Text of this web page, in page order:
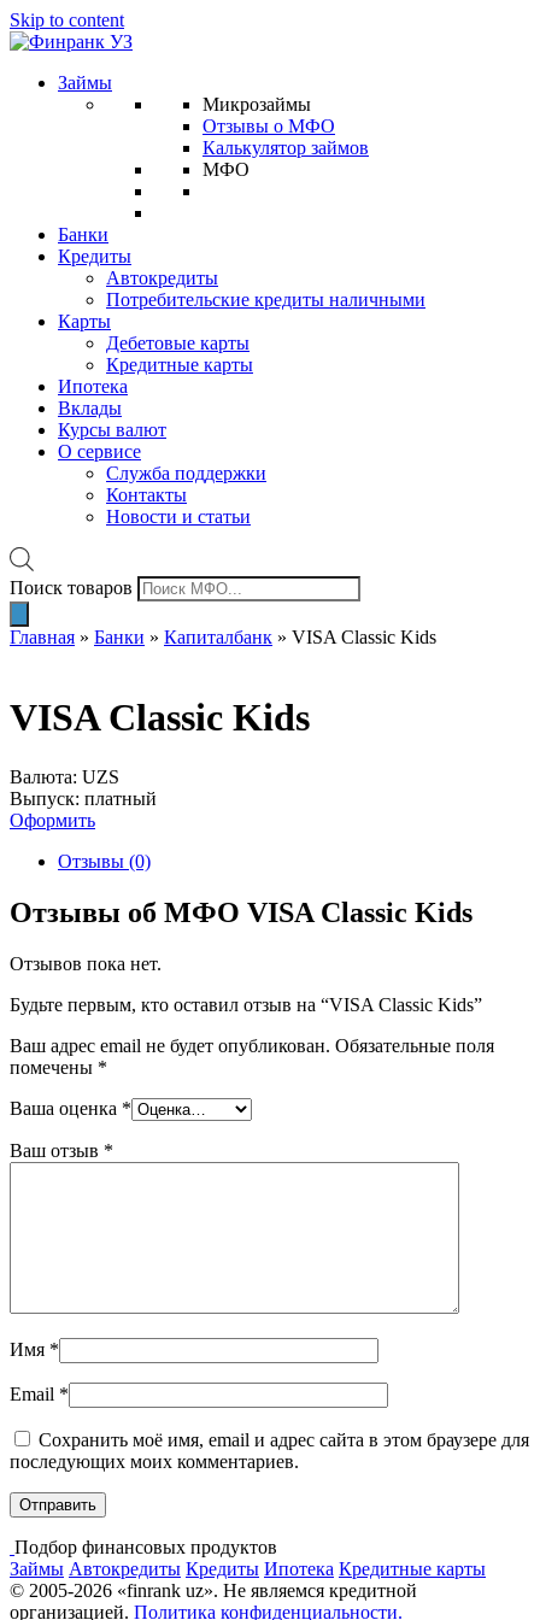
Skip to content
Займы
Микрозаймы
Отзывы о МФО
Калькулятор займов
МФО
Банки
Кредиты
Автокредиты
Потребительские кредиты наличными
Карты
Дебетовые карты
Кредитные карты
Ипотека
Вклады
Курсы валют
О сервисе
Служба поддержки
Контакты
Новости и статьи
Поиск товаров
Главная » Банки » Капиталбанк » VISA Classic Kids
VISA Classic Kids
Валюта: UZS
Выпуск: платный
Оформить
Отзывы (0)
Отзывы об МФО VISA Classic Kids
Отзывов пока нет.
Будьте первым, кто оставил отзыв на “VISA Classic Kids”
Ваш адрес email не будет опубликован. Обязательные поля
помечены *
Ваша оценка *
Ваш отзыв *
Имя *
Email *
Сохранить моё имя, email и адрес сайта в этом браузере для
последующих моих комментариев.
Подбор финансовых продуктов
Займы Автокредиты Кредиты Ипотека Кредитные карты
© 2005-2026 «finrank uz». Не являемся кредитной
организацией. Политика конфиденциальности.